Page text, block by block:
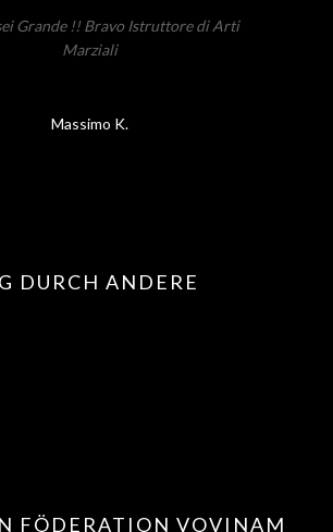
Grande !! Bravo Istruttore di Arti
Marziali
Massimo K.
DURCH ANDERE
FÖDERATION VOVINAM